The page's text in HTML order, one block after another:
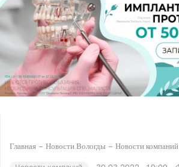
Главная Новости Вологды Новости компаний